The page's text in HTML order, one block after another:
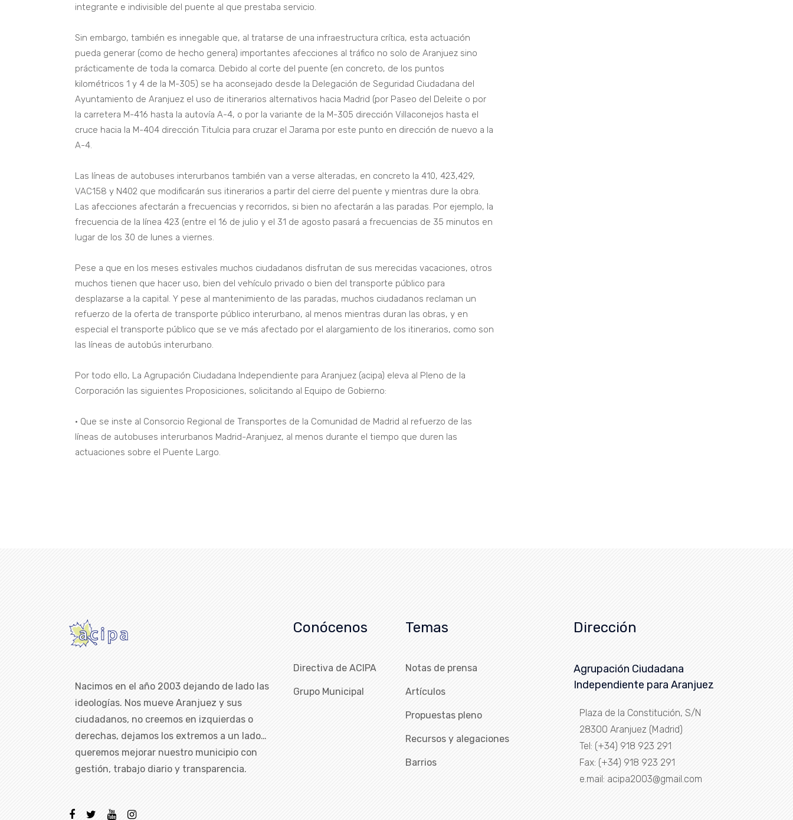
integrante e indivisible del puente al que prestaba servicio.
Sin embargo, también es innegable que, al tratarse de una infraestructura crítica, esta actuación
pueda generar (como de hecho genera) importantes afecciones al tráfico no solo de Aranjuez sino
prácticamente de toda la comarca. Debido al corte del puente (en concreto, de los puntos
kilométricos 1 y 4 de la M-305) se ha aconsejado desde la Delegación de Seguridad Ciudadana del
Ayuntamiento de Aranjuez el uso de itinerarios alternativos hacia Madrid (por Paseo del Deleite o por
la carretera M-416 hasta la autovía A-4, o por la variante de la M-305 dirección Villaconejos hasta el
cruce hacia la M-404 dirección Titulcia para cruzar el Jarama por este punto en dirección de nuevo a la
A-4.
Las líneas de autobuses interurbanos también van a verse alteradas, en concreto la 410, 423,429,
VAC158 y N402 que modificarán sus itinerarios a partir del cierre del puente y mientras dure la obra.
Las afecciones afectarán a frecuencias y recorridos, si bien no afectarán a las paradas. Por ejemplo, la
frecuencia de la línea 423 (entre el 16 de julio y el 31 de agosto pasará a frecuencias de 35 minutos en
lugar de los 30 de lunes a viernes.
Pese a que en los meses estivales muchos ciudadanos disfrutan de sus merecidas vacaciones, otros
muchos tienen que hacer uso, bien del vehículo privado o bien del transporte público para
desplazarse a la capital. Y pese al mantenimiento de las paradas, muchos ciudadanos reclaman un
refuerzo de la oferta de transporte público interurbano, al menos mientras duran las obras, y en
especial el transporte público que se ve más afectado por el alargamiento de los itinerarios, como son
las líneas de autobús interurbano.
Por todo ello, La Agrupación Ciudadana Independiente para Aranjuez (acipa) eleva al Pleno de la
Corporación las siguientes Proposiciones, solicitando al Equipo de Gobierno:
• Que se inste al Consorcio Regional de Transportes de la Comunidad de Madrid al refuerzo de las
líneas de autobuses interurbanos Madrid-Aranjuez, al menos durante el tiempo que duren las
actuaciones sobre el Puente Largo.
Nacimos en el año 2003 dejando de lado las
ideologías. Nos mueve Aranjuez y sus
ciudadanos, no creemos en izquierdas o
derechas, dejamos los extremos a un lado…
queremos mejorar nuestro municipio con
gestión, trabajo diario y transparencia.
Conócenos
Directiva de ACIPA
Grupo Municipal
Temas
Notas de prensa
Artículos
Propuestas pleno
Recursos y alegaciones
Barrios
Dirección
Agrupación Ciudadana
Independiente para Aranjuez
Plaza de la Constitución, S/N
28300 Aranjuez (Madrid)
Tel: (+34) 918 923 291
Fax: (+34) 918 923 291
e.mail: acipa2003@gmail.com